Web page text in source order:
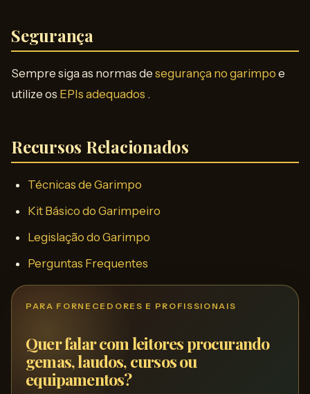
Segurança
Sempre siga as normas de segurança no garimpo e
utilize os EPIs adequados .
Recursos Relacionados
Técnicas de Garimpo
Kit Básico do Garimpeiro
Legislação do Garimpo
Perguntas Frequentes
PARA FORNECEDORES E PROFISSIONAIS
Quer falar com leitores procurando
gemas, laudos, cursos ou
equipamentos?